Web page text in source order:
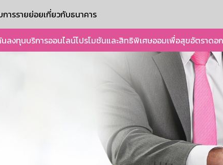
ารรายย่อยเกี่ยวกับธนาคาร
ลงทุนบริการออนไลน์โปรโมชันและสิทธิพิเศษออมเพื่อสุขอัตราดอ